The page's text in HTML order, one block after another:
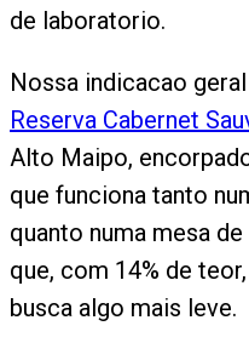
de laboratorio.
Nossa indicacao
Reserva Cabernet
Alto Maipo,
que funciona tanto
quanto numa mesa
que, com 14% de
busca algo mais leve.